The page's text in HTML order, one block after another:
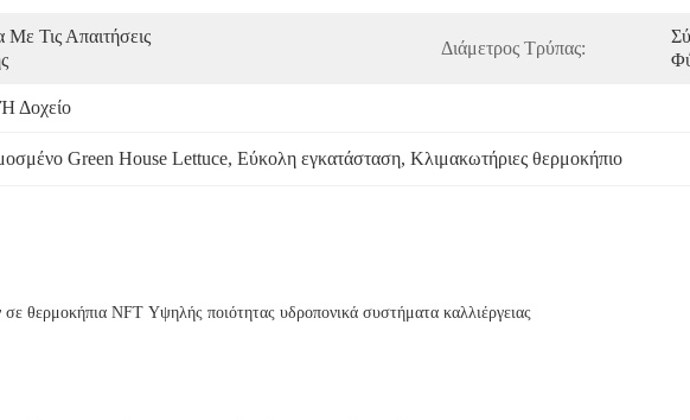
Τις Απαιτήσεις
Διάμετρος Τρύπας:
Δοχείο
Green House Lettuce, Εύκολη εγκατάσταση, Κλιμακωτήριες θερμοκήπιο
σε θερμοκήπια NFT Υψηλής ποιότητας υδροπονικά συστήματα καλλιέργειας